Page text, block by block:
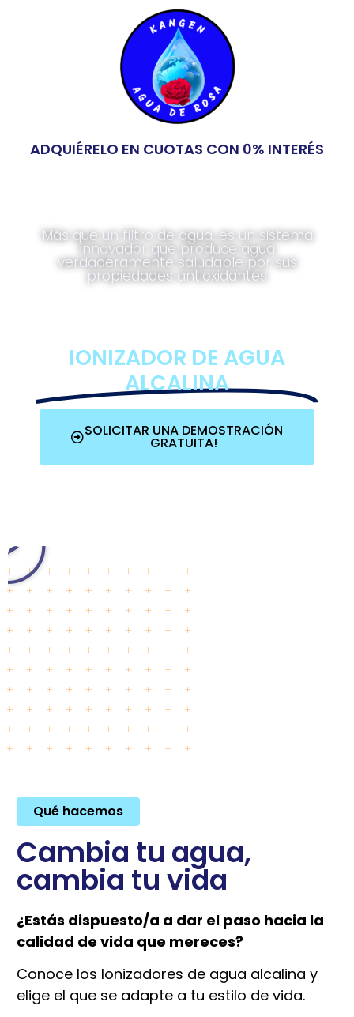
ADQUIÉRELO EN CUOTAS CON 0% INTERÉS
Más que un filtro de agua, es un sistema
innovador que produce agua
verdaderamente saludable por sus
propiedades antioxidantes
IONIZADOR DE AGUA
ALCALINA
SOLICITAR UNA DEMOSTRACIÓN
GRATUITA!
Qué hacemos
Cambia tu agua,
cambia tu vida
¿Estás dispuesto/a a dar el paso hacia la
calidad de vida que mereces?
Conoce los Ionizadores de agua alcalina y
elige el que se adapte a tu estilo de vida.